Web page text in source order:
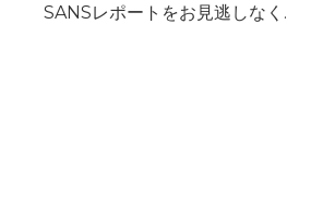
SANSレポートをお見逃しなく.